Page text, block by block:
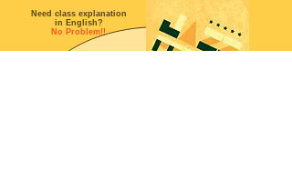
Need class explanation
in English?
No Problem!!